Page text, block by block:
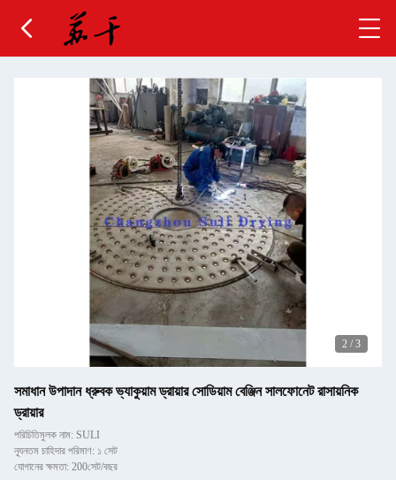
2 / 3
সমাধান উপাদান ধ্রুবক ভ্যাকুয়াম ড্রায়ার সোডিয়াম বেঞ্জিন সালফোনেট রাসায়নিক
ড্রায়ার
পরিচিতিমুলক নাম: SULI
ন্যূনতম চাহিদার পরিমাণ: ১ সেট
যোগানের ক্ষমতা: 200সেট/বছর